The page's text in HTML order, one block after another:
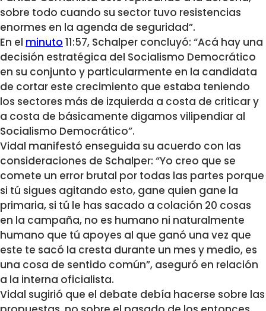
sobre todo cuando su sector tuvo resistencias
enormes en la agenda de seguridad”.
En el minuto 11:57, Schalper concluyó: “Acá hay una
decisión estratégica del Socialismo Democrático
en su conjunto y particularmente en la candidata
de cortar este crecimiento que estaba teniendo
los sectores más de izquierda a costa de criticar y
a costa de básicamente digamos vilipendiar al
Socialismo Democrático”.
Vidal manifestó enseguida su acuerdo con las
consideraciones de Schalper: “Yo creo que se
comete un error brutal por todas las partes porque
si tú sigues agitando esto, gane quien gane la
primaria, si tú le has sacado a colación 20 cosas
en la campaña, no es humano ni naturalmente
humano que tú apoyes al que ganó una vez que
este te sacó la cresta durante un mes y medio, es
una cosa de sentido común”, aseguró en relación
a la interna oficialista.
Vidal sugirió que el debate debía hacerse sobre las